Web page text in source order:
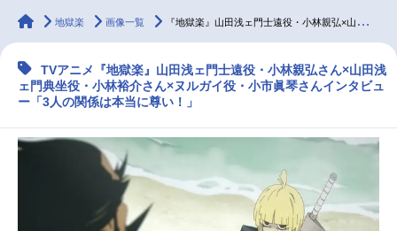
ラジオ みんなの声
マンガ・ラノベ ゲーム・アプリ 音楽 コスプレ
配信・Vtuber
アニメ記事一覧 声優記事一覧
animateTimes
地獄楽 画像一覧 『地獄楽』山田浅ェ門士遠役・小林親弘×山田浅ェ門典坐役・小林裕介×ヌルガイ役・小市眞琴インタビュー
TVアニメ『地獄楽』山田浅ェ門士遠役・小林親弘さん×山田浅
ェ門典坐役・小林裕介さん×ヌルガイ役・小市眞琴さんインタビュ
ー「3人の関係は本当に尊い！」